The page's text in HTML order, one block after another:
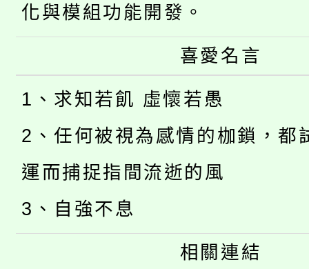
化與模組功能開發。
喜愛名言
1、求知若飢 虛懷若愚
2、任何被視為感情的枷鎖，都
運而捕捉指間流逝的風
3、自強不息
相關連結